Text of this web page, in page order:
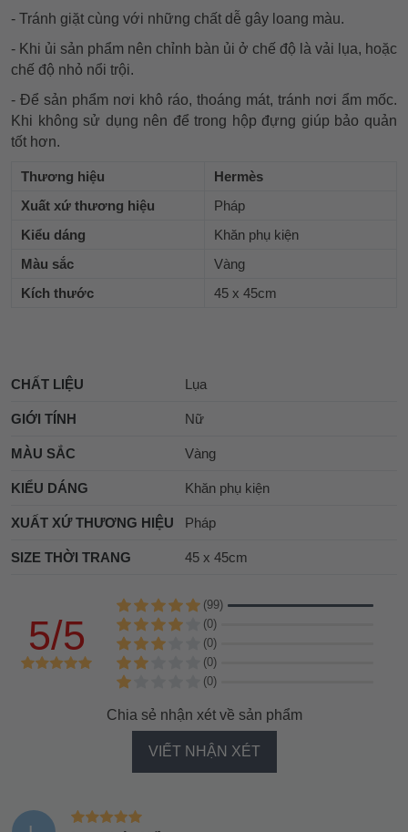
- Tránh giặt cùng với những chất dễ gây loang màu.
- Khi ủi sản phẩm nên chỉnh bàn ủi ở chế độ là vải lụa, hoặc
chế độ nhỏ nổi trội.
- Để sản phẩm nơi khô ráo, thoáng mát, tránh nơi ẩm mốc.
Khi không sử dụng nên để trong hộp đựng giúp bảo quản
tốt hơn.
Thương hiệu
Hermès
Xuất xứ thương hiệu
Pháp
Kiểu dáng
Khăn phụ kiện
Màu sắc
Vàng
Kích thước
45 x 45cm
CHẤT LIỆU Lụa
GIỚI TÍNH Nữ
MÀU SẮC Vàng
KIỂU DÁNG Khăn phụ kiện
XUẤT XỨ THƯƠNG HIỆU Pháp
SIZE THỜI TRANG 45 x 45cm
5/5
(99)
(0)
(0)
(0)
(0)
Chia sẻ nhận xét về sản phẩm
VIẾT NHẬN XÉT